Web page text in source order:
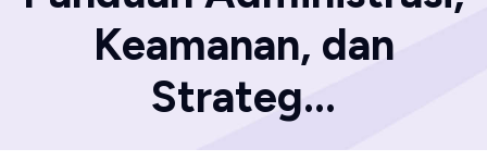
Keamanan, dan
Strateg...